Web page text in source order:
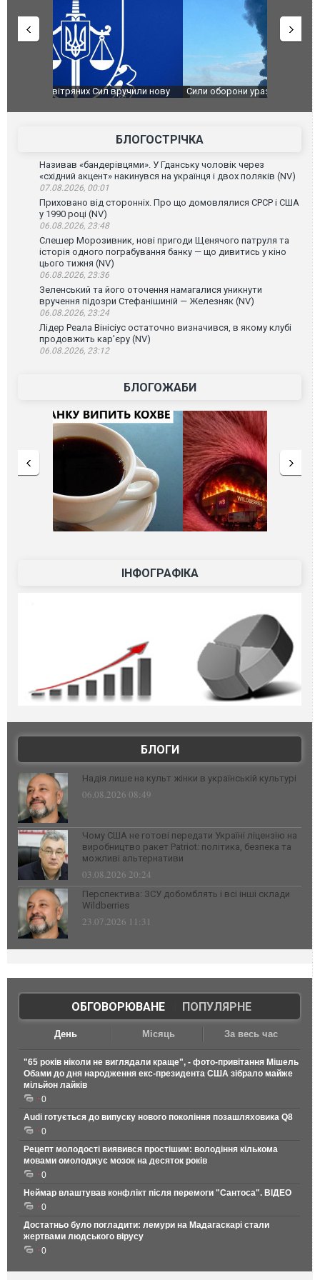
Сили оборони уразили Ярославський НПЗ:
атаку. ВІДЕО
Неймар
БЛОГОСТРІЧКА
Називав «бандерівцями». У Гданську чоловік через
«східний акцент» накинувся на українця і двох поляків (NV)
07.08.2026, 00:01
Приховано від сторонніх. Про що домовлялися СРСР і США
у 1990 році (NV)
06.08.2026, 23:48
Слешер Морозивник, нові пригоди Щенячого патруля та
історія одного пограбування банку — що дивитись у кіно
цього тижня (NV)
06.08.2026, 23:36
Зеленський та його оточення намагалися уникнути
вручення підозри Стефанішиній — Железняк (NV)
06.08.2026, 23:24
Лідер Реала Вінісіус остаточно визначився, в якому клубі
продовжить кар'єру (NV)
06.08.2026, 23:12
БЛОГОЖАБИ
ІНФОГРАФІКА
БЛОГИ
Надія лише на культ жінки в українській культурі
06.08.2026 08:49
Чому США не готові передати Україні ліцензію на
виробництво ракет Patriot: політика, безпека та
можливі альтернативи
03.08.2026 20:24
Перспектива: ЗСУ добомблять і всі інші склади
Wildberries
23.07.2026 11:31
ОБГОВОРЮВАНЕ| ПОПУЛЯРНЕ
День Місяць За весь час
"65 років ніколи не виглядали краще", - фото-привітання Мішель
Обами до дня народження екс-президента США зібрало майже
мільйон лайків
0
Audi готується до випуску нового покоління позашляховика Q8
0
Рецепт молодості виявився простішим: володіння кількома
мовами омолоджує мозок на десяток років
0
Неймар влаштував конфлікт після перемоги "Сантоса". ВІДЕО
0
Достатньо було погладити: лемури на Мадагаскарі стали
жертвами людського вірусу
0